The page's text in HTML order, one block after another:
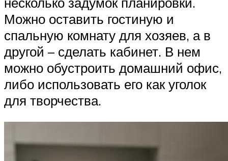
Можно оставить гостиную и
спальную комнату для хозяев, а в
другой – сделать кабинет. В нем
можно обустроить домашний офис,
либо использовать его как уголок
для творчества.